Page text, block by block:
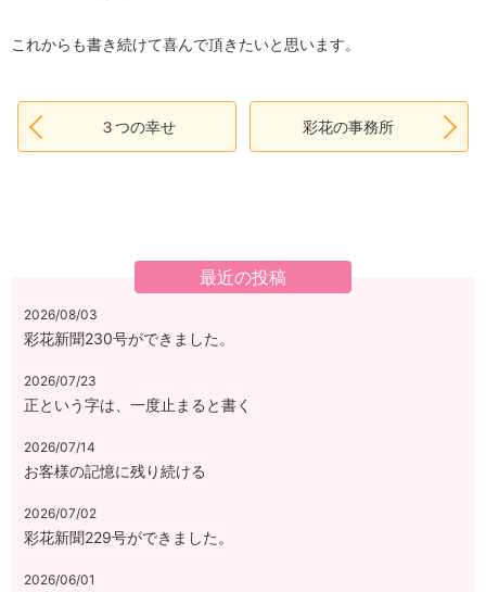
これからも書き続けて喜んで頂きたいと思います。
３つの幸せ 彩花の事務所
最近の投稿
2026/08/03
彩花新聞230号ができました。
2026/07/23
正という字は、一度止まると書く
2026/07/14
お客様の記憶に残り続ける
2026/07/02
彩花新聞229号ができました。
2026/06/01